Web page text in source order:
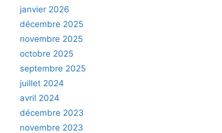
janvier 2026
décembre 2025
novembre 2025
octobre 2025
septembre 2025
juillet 2024
avril 2024
décembre 2023
novembre 2023